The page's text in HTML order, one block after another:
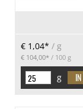
€ 1,04* / g
€ 104,00* / 100 g
g